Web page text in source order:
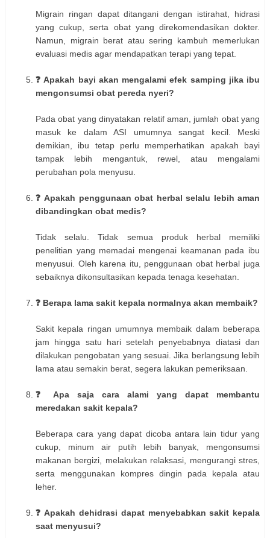
Migrain ringan dapat ditangani dengan istirahat, hidrasi
yang cukup, serta obat yang direkomendasikan dokter.
Namun, migrain berat atau sering kambuh memerlukan
evaluasi medis agar mendapatkan terapi yang tepat.
❓ Apakah bayi akan mengalami efek samping jika ibu
mengonsumsi obat pereda nyeri?
Pada obat yang dinyatakan relatif aman, jumlah obat yang
masuk ke dalam ASI umumnya sangat kecil. Meski
demikian, ibu tetap perlu memperhatikan apakah bayi
tampak lebih mengantuk, rewel, atau mengalami
perubahan pola menyusu.
❓ Apakah penggunaan obat herbal selalu lebih aman
dibandingkan obat medis?
Tidak selalu. Tidak semua produk herbal memiliki
penelitian yang memadai mengenai keamanan pada ibu
menyusui. Oleh karena itu, penggunaan obat herbal juga
sebaiknya dikonsultasikan kepada tenaga kesehatan.
❓ Berapa lama sakit kepala normalnya akan membaik?
Sakit kepala ringan umumnya membaik dalam beberapa
jam hingga satu hari setelah penyebabnya diatasi dan
dilakukan pengobatan yang sesuai. Jika berlangsung lebih
lama atau semakin berat, segera lakukan pemeriksaan.
❓ Apa saja cara alami yang dapat membantu
meredakan sakit kepala?
Beberapa cara yang dapat dicoba antara lain tidur yang
cukup, minum air putih lebih banyak, mengonsumsi
makanan bergizi, melakukan relaksasi, mengurangi stres,
serta menggunakan kompres dingin pada kepala atau
leher.
❓ Apakah dehidrasi dapat menyebabkan sakit kepala
saat menyusui?